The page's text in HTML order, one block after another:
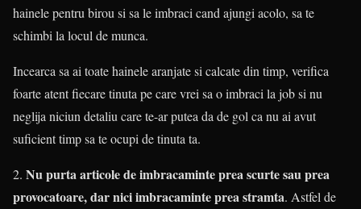
hainele pentru birou si sa le imbraci cand ajungi acolo, sa te
schimbi la locul de munca.
Incearca sa ai toate hainele aranjate si calcate din timp, verifica
foarte atent fiecare tinuta pe care vrei sa o imbraci la job si nu
neglija niciun detaliu care te-ar putea da de gol ca nu ai avut
suficient timp sa te ocupi de tinuta ta.
2. Nu purta articole de imbracaminte prea scurte sau prea
provocatoare, dar nici imbracaminte prea stramta. Astfel de